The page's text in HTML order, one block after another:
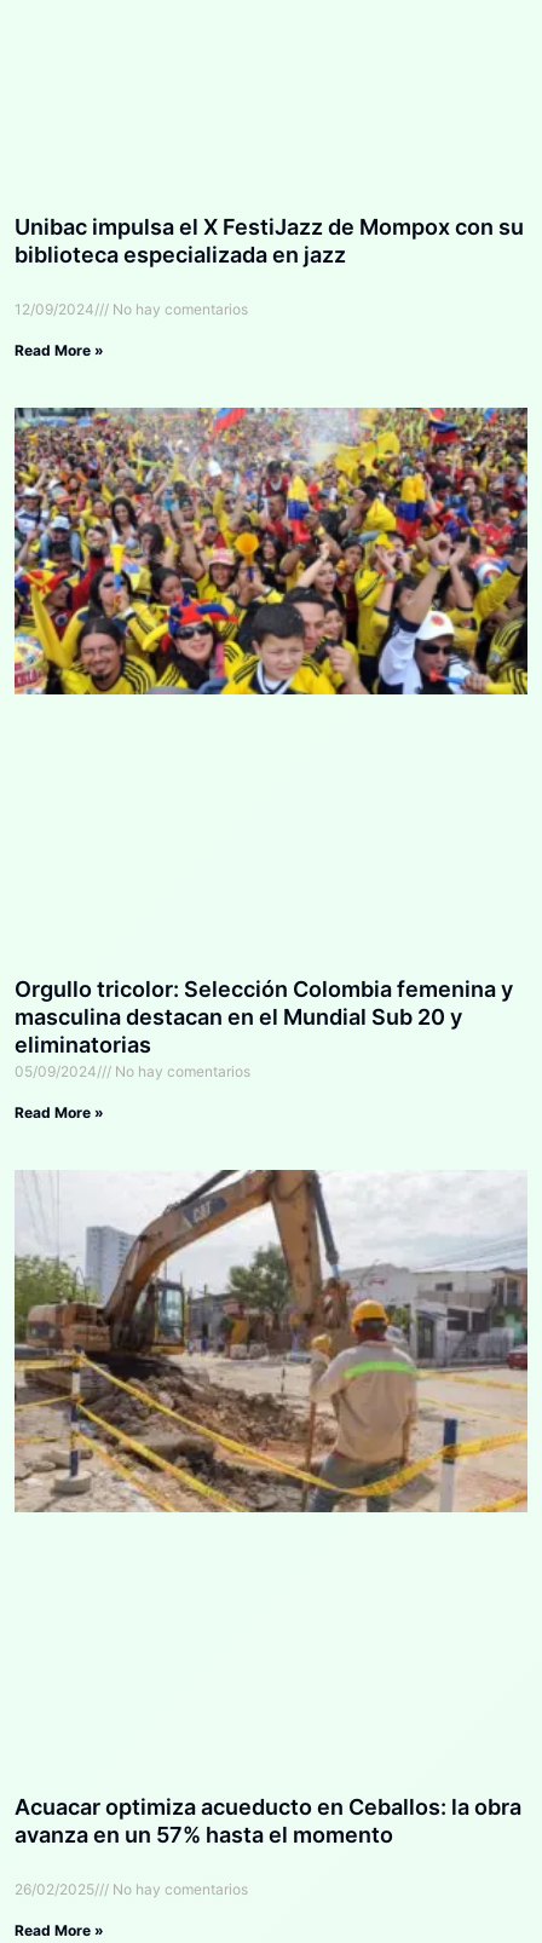
Unibac impulsa el X FestiJazz de Mompox con su
biblioteca especializada en jazz
12/09/2024 No hay comentarios
Read More »
Orgullo tricolor: Selección Colombia femenina y
masculina destacan en el Mundial Sub 20 y
eliminatorias
05/09/2024 No hay comentarios
Read More »
Acuacar optimiza acueducto en Ceballos: la obra
avanza en un 57% hasta el momento
26/02/2025 No hay comentarios
Read More »